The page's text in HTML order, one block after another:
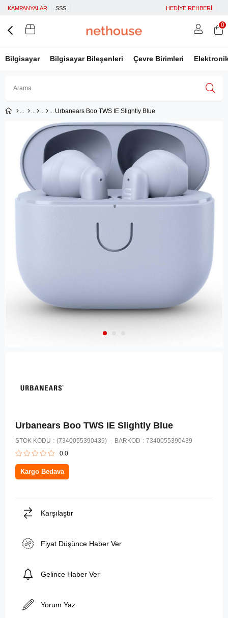
KAMPANYALAR SSS HEDİYE REHBERİ
Bilgisayar Bilgisayar Bileşenleri Çevre Birimleri
Facebook İle Bağlan
Google İle Bağlan
0
Urbanears Boo TWS IE Slightly Blue
Urbanears Boo TWS IE Slightly Blue
STOK KODU (7340055390439) BARKOD : 7340055390439
0.0
Kargo Bedava
Karşılaştır
Fiyat Düşünce Haber Ver
Gelince Haber Ver
Yorum Yaz